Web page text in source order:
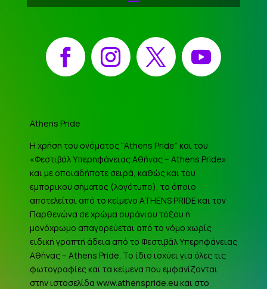
Facebook Instagram X YouTube
Athens Pride
Η χρήση του ονόματος “Athens Pride” και του
«Φεστιβάλ Υπερηφάνειας Αθήνας – Athens Pride»
και με οποιαδήποτε σειρά, καθώς και του
εμπορικού σήματος (λογότυπο), το όποιο
αποτελείται από το κείμενο ATHENS PRIDE και τον
Παρθενώνα σε χρώμα ουράνιου τόξου ή
μονόχρωμο απαγορεύεται από το νόμο χωρίς
ειδική γραπτή άδεια από το Φεστιβάλ Υπερηφάνειας
Αθήνας – Athens Pride. Το ίδιο ισχύει για όλες τις
φωτογραφίες και τα κείμενα που εμφανίζονται
στην ιστοσελίδα www.athenspride.eu και στο